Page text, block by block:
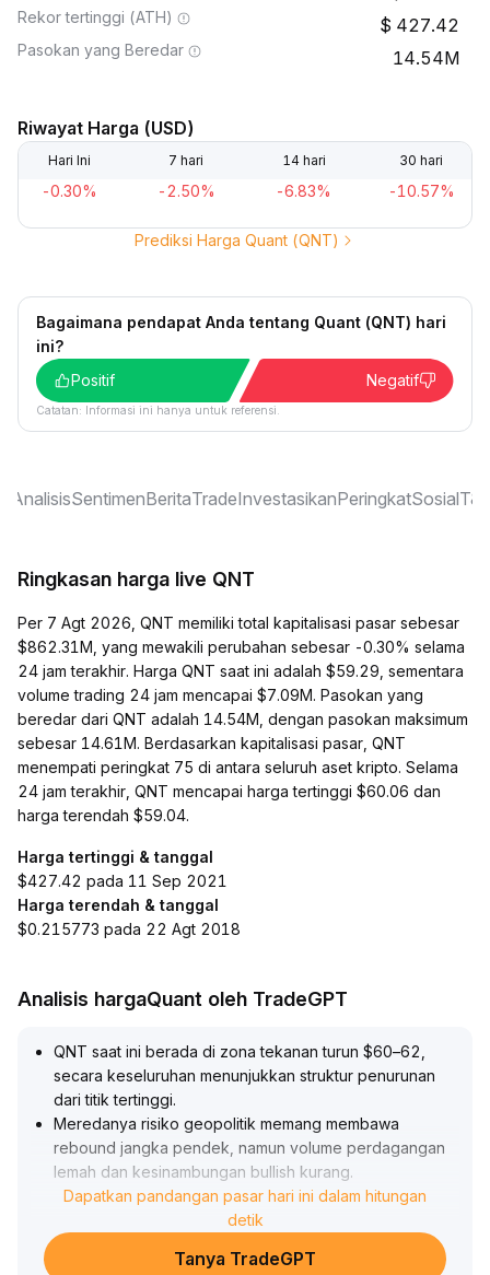
Rekor tertinggi (ATH) 427.42
Pasokan yang Beredar 14.54M
Riwayat Harga (USD)
Hari Ini 7 hari 14 hari 30 hari
-0.30% -2.50% -6.83% -10.57%
Prediksi Harga Quant (QNT)
Bagaimana pendapat Anda tentang Quant (QNT) hari
ini?
Positif
Negatif
Catatan: Informasi ini hanya untuk referensi.
AnalisisSentimenBeritaTradeInvestasikanPeringkatSosialT&J
Ringkasan harga live QNT
Per 7 Agt 2026, QNT memiliki total kapitalisasi pasar sebesar
$862.31M, yang mewakili perubahan sebesar -0.30% selama
24 jam terakhir. Harga QNT saat ini adalah $59.29, sementara
volume trading 24 jam mencapai $7.09M. Pasokan yang
beredar dari QNT adalah 14.54M, dengan pasokan maksimum
sebesar 14.61M. Berdasarkan kapitalisasi pasar, QNT
menempati peringkat 75 di antara seluruh aset kripto. Selama
24 jam terakhir, QNT mencapai harga tertinggi $60.06 dan
harga terendah $59.04.
Harga tertinggi & tanggal
$427.42 pada 11 Sep 2021
Harga terendah & tanggal
$0.215773 pada 22 Agt 2018
Analisis hargaQuant oleh TradeGPT
QNT saat ini berada di zona tekanan turun $60–62,
secara keseluruhan menunjukkan struktur penurunan
dari titik tertinggi.
Meredanya risiko geopolitik memang membawa
rebound jangka pendek, namun volume perdagangan
lemah dan kesinambungan bullish kurang.
Kebijakan penurunan platform memicu kekhawatiran
likuiditas, $59 menjadi support kunci; jika ditembus,
penurunan menuju $57 bisa semakin cepat
Disarankan untuk tetap mengamati dalam jangka
Dapatkan pandangan pasar hari ini dalam hitungan
detik
Tanya TradeGPT